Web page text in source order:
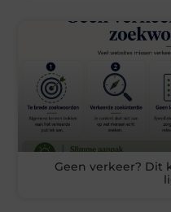
Geen verkeer? Dit